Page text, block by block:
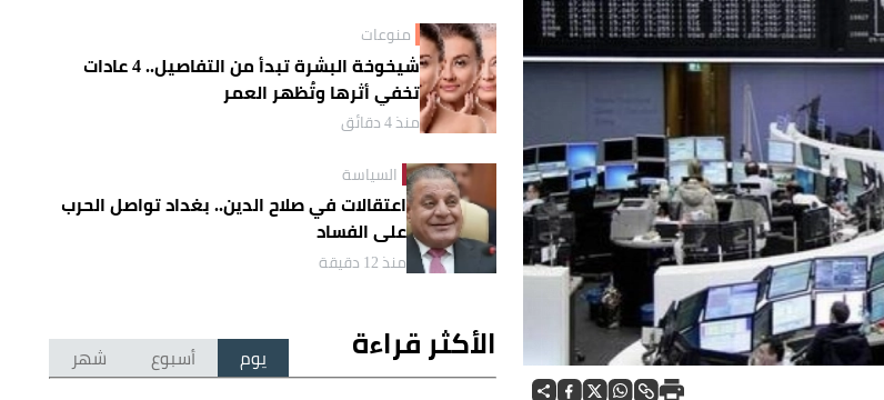
منوعات
شيخوخة البشرة تبدأ من التفاصيل.. 4 عادات
تخفي أثرها وتُظهر العمر
منذ 4 دقائق
السياسة
اعتقالات في صلاح الدين.. بغداد تواصل الحرب
على الفساد
منذ 12 دقيقة
الأكثر قراءة يوم أسبوع شهر